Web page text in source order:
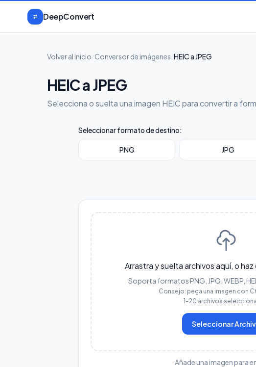
DeepConvert
Volver al inicio Conversor de imágenes HEIC a JPEG
HEIC a JPEG
Selecciona o suelta una imagen HEIC para convertir a
Seleccionar formato de destino:
PNG JPG
Arrastra y suelta archivos aquí, o
Soporta formatos PNG, JPG, WEBP,
Consejo: pega una imagen con
1–20 archivos
Seleccionar
Añade una imagen para